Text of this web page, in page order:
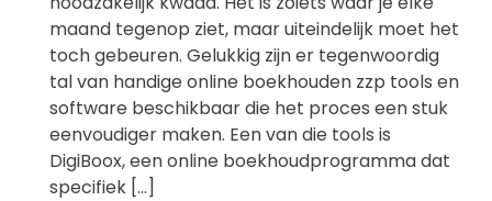
maand tegenop ziet, maar uiteindelijk moet het
toch gebeuren. Gelukkig zijn er tegenwoordig
tal van handige online boekhouden zzp tools en
software beschikbaar die het proces een stuk
eenvoudiger maken. Een van die tools is
DigiBoox, een online boekhoudprogramma dat
specifiek […]